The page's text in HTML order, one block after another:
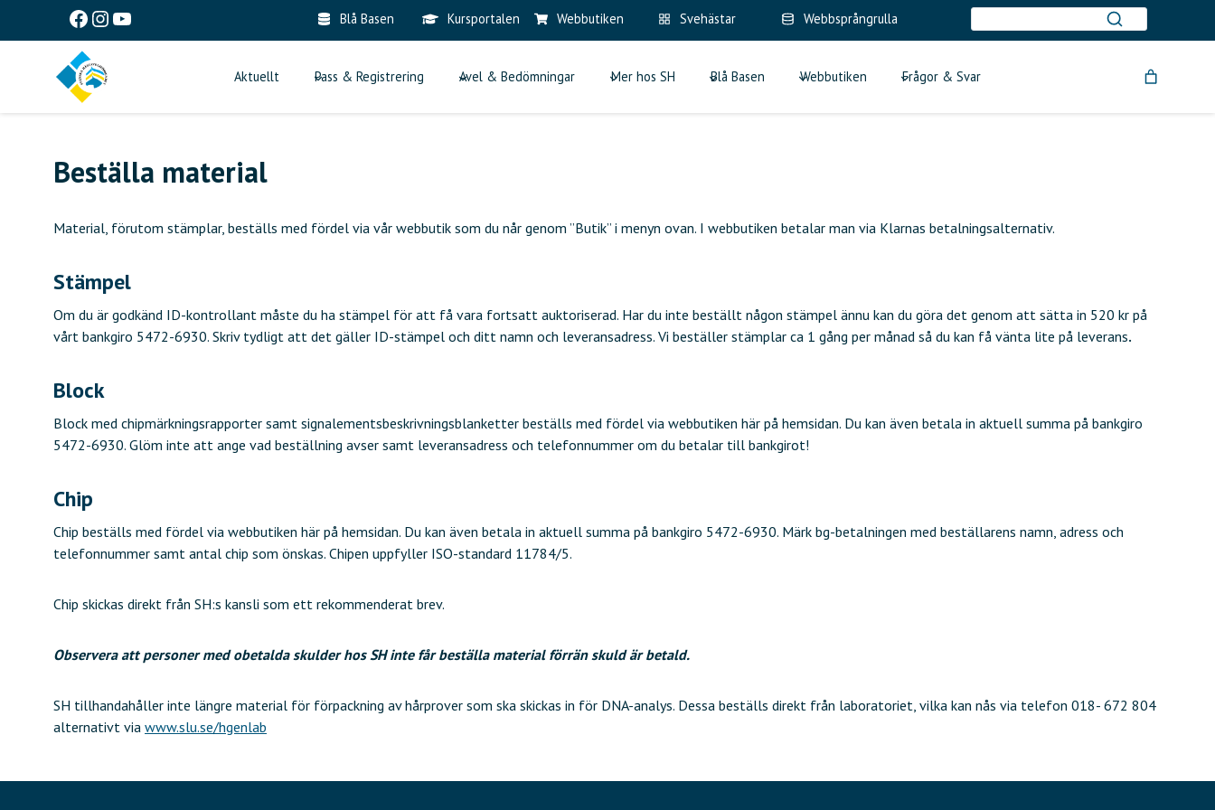
Facebook
Instagram
YouTube Blå Basen Kursportalen Webbutiken Svehästar Webbsprångrulla
Aktuellt Pass & Registrering Avel & Bedömningar Mer hos SH Blå Basen Webbutiken Frågor & Svar
Beställa material
Material, förutom stämplar, beställs med fördel via vår webbutik som du når genom ”Butik” i menyn ovan. I webbutiken betalar man via Klarnas betalningsalternativ.
Stämpel
Om du är godkänd ID-kontrollant måste du ha stämpel för att få vara fortsatt auktoriserad. Har du inte beställt någon stämpel ännu kan du göra det genom att sätta in 520 kr på
vårt bankgiro 5472-6930. Skriv tydligt att det gäller ID-stämpel och ditt namn och leveransadress. Vi beställer stämplar ca 1 gång per månad så du kan få vänta lite på leverans.
Block
Block med chipmärkningsrapporter samt signalementsbeskrivningsblanketter beställs med fördel via webbutiken här på hemsidan. Du kan även betala in aktuell summa på bankgiro
5472-6930. Glöm inte att ange vad beställning avser samt leveransadress och telefonnummer om du betalar till bankgirot!
Chip
Chip beställs med fördel via webbutiken här på hemsidan. Du kan även betala in aktuell summa på bankgiro 5472-6930. Märk bg-betalningen med beställarens namn, adress och
telefonnummer samt antal chip som önskas. Chipen uppfyller ISO-standard 11784/5.
Chip skickas direkt från SH:s kansli som ett rekommenderat brev.
Observera att personer med obetalda skulder hos SH inte får beställa material förrän skuld är betald.
SH tillhandahåller inte längre material för förpackning av hårprover som ska skickas in för DNA-analys. Dessa beställs direkt från laboratoriet, vilka kan nås via telefon 018- 672 804
alternativt via www.slu.se/hgenlab